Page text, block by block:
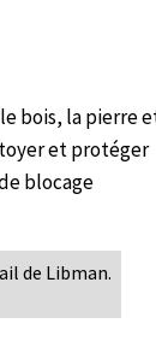
bois, la pierre
et protéger
blocage
de Libman.